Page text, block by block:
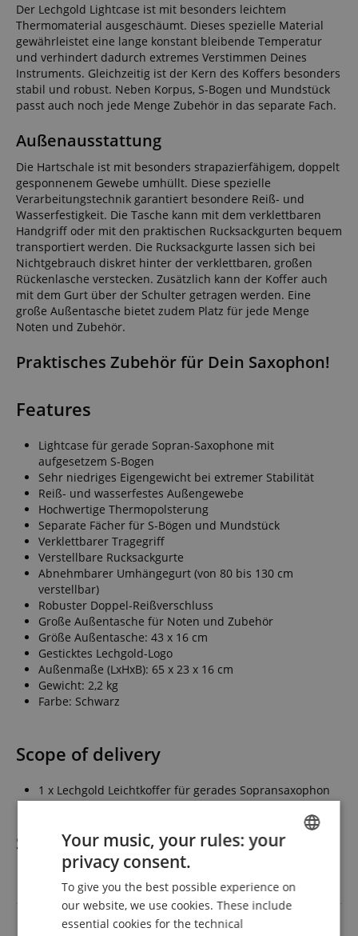
Der Lechgold Lightcase ist mit besonders leichtem
Thermomaterial ausgeschäumt. Dieses spezielle Material
gewährleistet eine lange konstant bleibende Temperatur
und verhindert dadurch extremes Verstimmen Deines
Instruments. Gleichzeitig ist der Kern des Koffers besonders
stabil und robust. Neben Korpus, S-Bogen und Mundstück
passt auch noch jede Menge Zubehör in das separate Fach.
Außenausstattung
Die Hartschale ist mit besonders strapazierfähigem, doppelt
gesponnenem Gewebe umhüllt. Diese spezielle
Verarbeitungstechnik garantiert besondere Reiß- und
Wasserfestigkeit. Die Tasche kann mit dem verklettbaren
Handgriff oder mit den praktischen Rucksackgurten bequem
transportiert werden. Die Rucksackgurte lassen sich bei
Nichtgebrauch diskret hinter der verklettbaren, großen
Rückenlasche verstecken. Zusätzlich kann der Koffer auch
mit dem Gurt über der Schulter getragen werden. Eine
große Außentasche bietet zudem Platz für jede Menge
Noten und Zubehör.
Praktisches Zubehör für Dein Saxophon!
Features
Lightcase für gerade Sopran-Saxophone mit
aufgesetzem S-Bogen
Sehr niedriges Eigengewicht bei extremer Stabilität
Reiß- und wasserfestes Außengewebe
Hochwertige Thermopolsterung
Separate Fächer für S-Bögen und Mundstück
Verklettbarer Tragegriff
Verstellbare Rucksackgurte
Abnehmbarer Umhängegurt (von 80 bis 130 cm
verstellbar)
Robuster Doppel-Reißverschluss
Große Außentasche für Noten und Zubehör
Größe Außentasche: 43 x 16 cm
Gesticktes Lechgold-Logo
Außenmaße (LxHxB): 65 x 23 x 16 cm
Gewicht: 2,2 kg
Farbe: Schwarz
Scope of delivery
1 x Lechgold Leichtkoffer für gerades Sopransaxophon
Specification
Product number 00089289
Instrument Soprano saxophone
GERMAN
Your music, your rules: your
privacy consent.
To give you the best possible experience on
our website, we use cookies. These include
essential cookies for the technical